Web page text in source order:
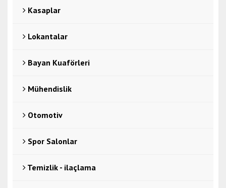
Kasaplar
Lokantalar
Bayan Kuaförleri
Mühendislik
Otomotiv
Spor Salonlar
Temizlik - ilaçlama